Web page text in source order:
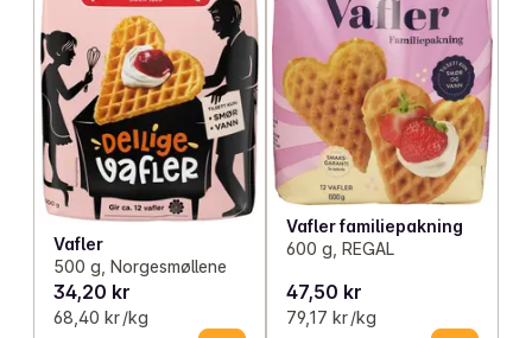
Vafler
500 g, Norgesmøllene
34,20 kr
68,40 kr /kg
Vafler familiepakning
600 g, REGAL
47,50 kr
79,17 kr /kg